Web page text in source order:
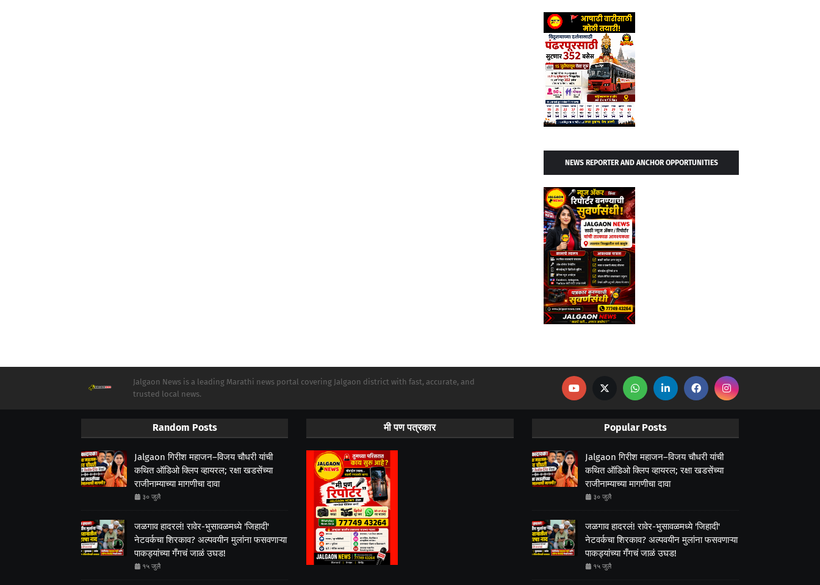
NEWS REPORTER AND ANCHOR OPPORTUNITIES
Jalgaon News is a leading Marathi news portal covering Jalgaon district with fast, accurate, and
trusted local news.
Random Posts
Jalgaon गिरीश महाजन–विजय चौधरी यांची
कथित ऑडिओ क्लिप व्हायरल; रक्षा खडसेंच्या
राजीनाम्याच्या मागणीचा दावा
३० जुलै
जळगाव हादरलं! रावेर-भुसावळमध्ये 'जिहादी'
नेटवर्कचा शिरकाव? अल्पवयीन मुलांना फसवणाऱ्या
पाकड्यांच्या गँगचं जाळं उघड!
१५ जुलै
मी पण पत्रकार Popular Posts
Jalgaon गिरीश महाजन–विजय चौधरी यांची
कथित ऑडिओ क्लिप व्हायरल; रक्षा खडसेंच्या
राजीनाम्याच्या मागणीचा दावा
३० जुलै
जळगाव हादरलं! रावेर-भुसावळमध्ये 'जिहादी'
नेटवर्कचा शिरकाव? अल्पवयीन मुलांना फसवणाऱ्या
पाकड्यांच्या गँगचं जाळं उघड!
१५ जुलै